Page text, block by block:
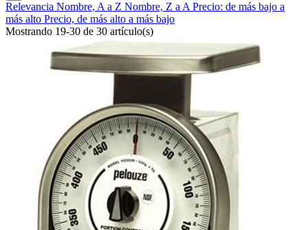
Relevancia Nombre, A a Z Nombre, Z a A Precio: de más bajo a
más alto Precio, de más alto a más bajo
Mostrando 19-30 de 30 artículo(s)